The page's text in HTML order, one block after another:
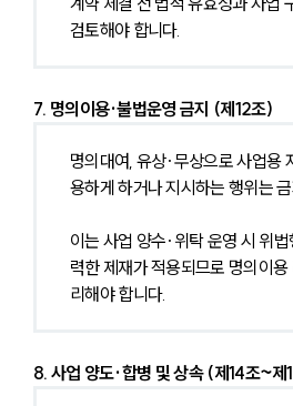
검토해야 합니다.
7. 명의이용·불법운영 금지 (제12조)
명의대여, 유상·무상으로 사업용
용하게 하거나 지시하는 행위는
이는 사업 양수·위탁 운영 시 위
력한 제재가 적용되므로 명의이
리해야 합니다.
8. 사업 양도·합병 및 상속 (제14조~제